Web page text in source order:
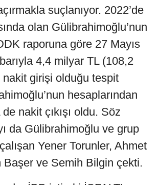
suçlanıyor. 2022’de
olan Gülibrahimoğlu’nun
raporuna göre 27 Mayıs
4,4 milyar TL (108,2
girişi olduğu tespit
hesaplarından
nakit çıkışı oldu. Söz
da Gülibrahimoğlu ve grup
Yener Torunler, Ahmet
Başer ve Semih Bilgin çekti.